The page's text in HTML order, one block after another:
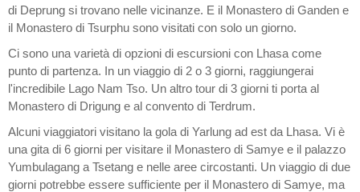
di Deprung si trovano nelle vicinanze. E il Monastero di Ganden e
il Monastero di Tsurphu sono visitati con solo un giorno.
Ci sono una varietà di opzioni di escursioni con Lhasa come
punto di partenza. In un viaggio di 2 o 3 giorni, raggiungerai
l'incredibile Lago Nam Tso. Un altro tour di 3 giorni ti porta al
Monastero di Drigung e al convento di Terdrum.
Alcuni viaggiatori visitano la gola di Yarlung ad est da Lhasa. Vi è
una gita di 6 giorni per visitare il Monastero di Samye e il palazzo
Yumbulagang a Tsetang e nelle aree circostanti. Un viaggio di due
giorni potrebbe essere sufficiente per il Monastero di Samye, ma